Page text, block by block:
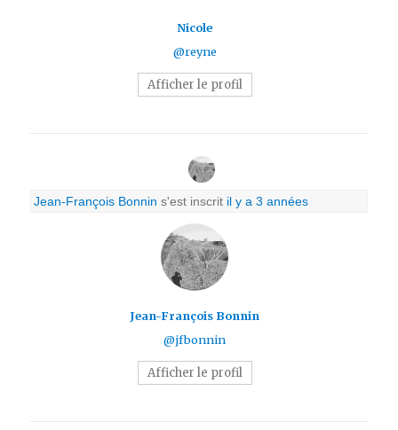
Nicole
@reyne
Afficher le profil
Jean-François Bonnin s'est inscrit il y a 3 années
Jean-François Bonnin
@jfbonnin
Afficher le profil